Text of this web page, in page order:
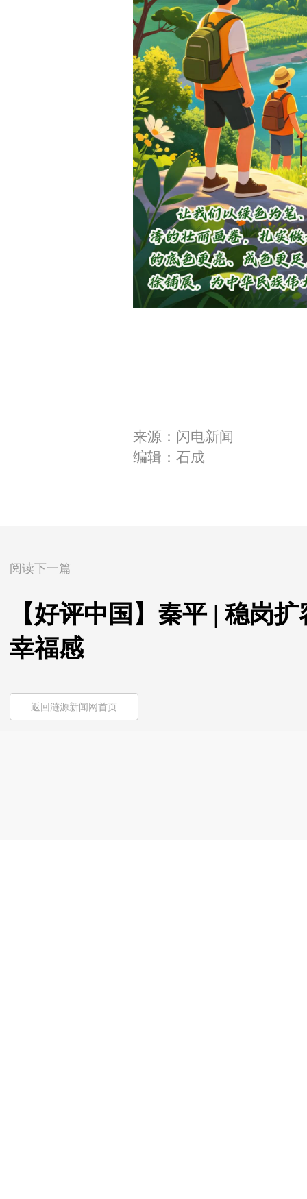
来源：闪电新闻
编辑：石成
阅读下一篇
【好评中国】秦平 | 稳岗
幸福感
返回涟源新闻网首页